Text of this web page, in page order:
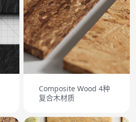
Composite Wood 4种
复合木材质